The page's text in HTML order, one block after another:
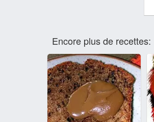
Encore plus de recettes: